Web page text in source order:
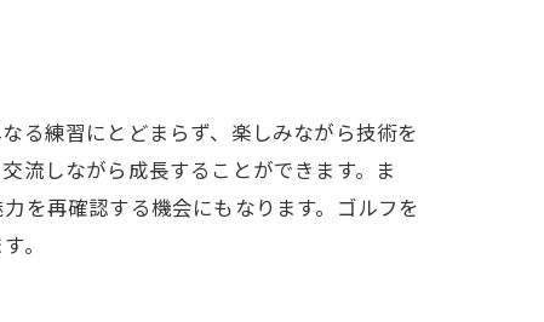
力
る練習にとどまらず、楽しみながら技術を
流しながら成長することができます。ま
を再確認する機会にもなります。ゴルフを
。